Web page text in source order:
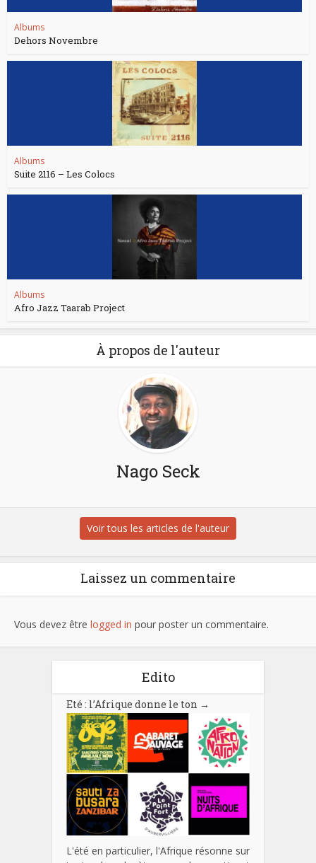
Albums
Dehors Novembre
Albums
Suite 2116 – Les Colocs
Albums
Afro Jazz Taarab Project
À propos de l'auteur
Nago Seck
Voir tous les articles de l'auteur
Laissez un commentaire
Vous devez être logged in pour poster un commentaire.
Edito
Eté : l’Afrique donne le ton →
L'été en particulier, l'Afrique résonne sur